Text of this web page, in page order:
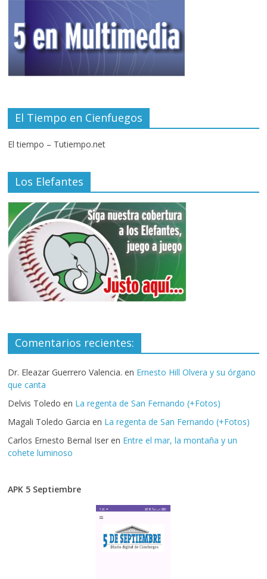
El Tiempo en Cienfuegos
El tiempo – Tutiempo.net
Los Elefantes
Comentarios recientes:
Dr. Eleazar Guerrero Valencia. en Ernesto Hill Olvera y su órgano
que canta
Delvis Toledo en La regenta de San Fernando (+Fotos)
Magali Toledo Garcia en La regenta de San Fernando (+Fotos)
Carlos Ernesto Bernal Iser en Entre el mar, la montaña y un
cohete luminoso
APK 5 Septiembre